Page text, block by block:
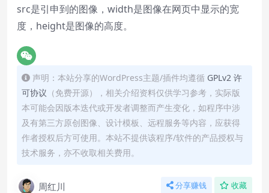
src是引申到的图像，width是图像在网页中显示的宽
度，height是图像的高度。
声明：本站分享的WordPress主题/插件均遵循 GPLv2 许
可协议 （免费开源），相关介绍资料仅供学习参考，实际版
本可能会因版本迭代或开发者调整而产生变化，如程序中涉
及有第三方原创图像、设计模板、远程服务等内容，应获得
作者授权后方可使用。本站不提供该程序/软件的产品授权与
技术服务，亦不收取相关费用。
周红川 分享赚钱 收藏